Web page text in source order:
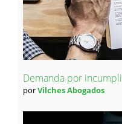
Demanda por
porVilches Abogados